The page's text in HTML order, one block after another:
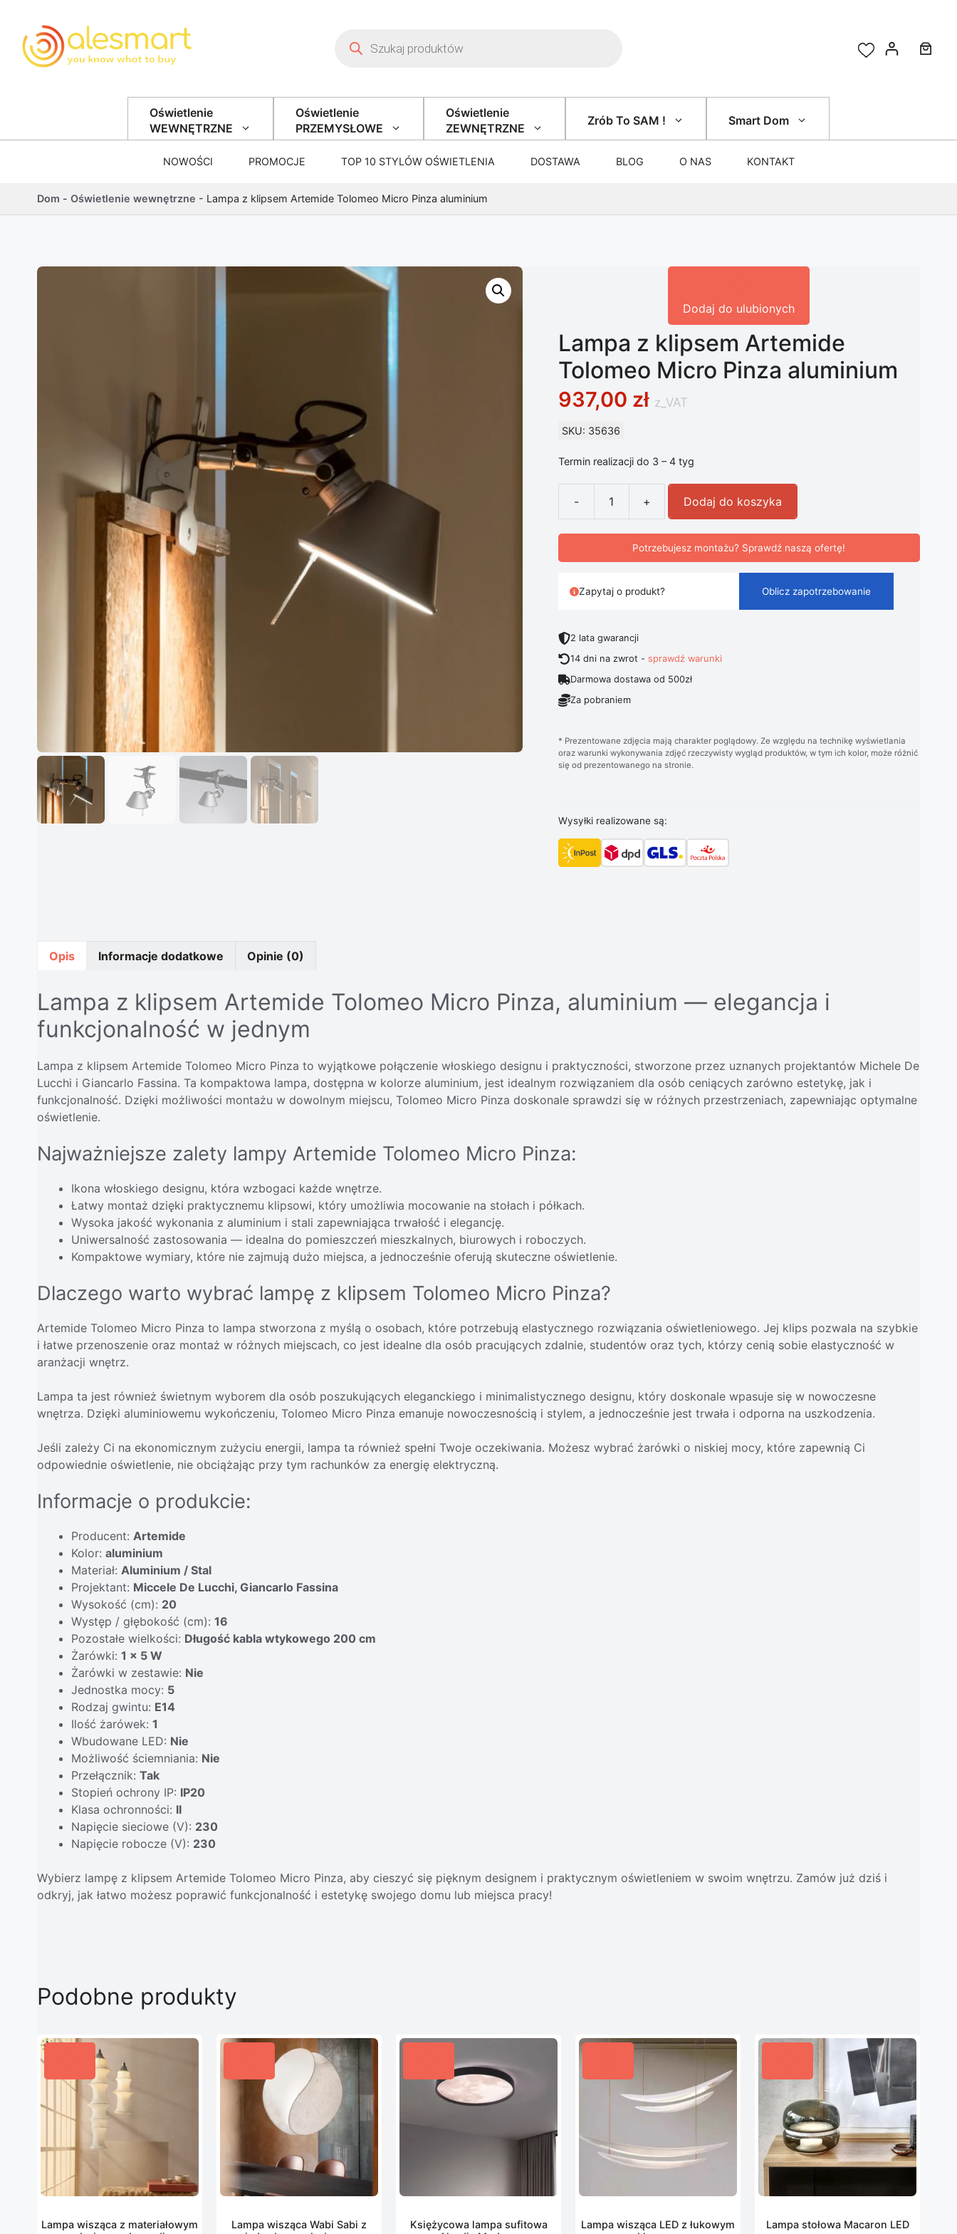
Oświetlenie
WEWNĘTRZNE
Oświetlenie
PRZEMYSŁOWE
Oświetlenie
ZEWNĘTRZNE
Zrób To SAM ! Smart Dom
NOWOŚCI PROMOCJE TOP 10 STYLÓW OŚWIETLENIA DOSTAWA BLOG O NAS KONTAKT
Dom - Oświetlenie wewnętrzne - Lampa z klipsem Artemide Tolomeo Micro Pinza aluminium
Dodaj do ulubionych
Lampa z klipsem Artemide
Tolomeo Micro Pinza aluminium
937,00 zł z_VAT
SKU: 35636
Termin realizacji do 3 – 4 tyg
-
ilość Lampa z klipsem Artemide Tolomeo Micro Pinza aluminium
+ Dodaj do koszyka
Potrzebujesz montażu? Sprawdź naszą ofertę!
Zapytaj o produkt? Oblicz zapotrzebowanie
2 lata gwarancji
14 dni na zwrot -sprawdź warunki
Darmowa dostawa od 500zł
Za pobraniem
* Prezentowane zdjęcia mają charakter poglądowy. Ze względu na technikę wyświetlania
oraz warunki wykonywania zdjęć rzeczywisty wygląd produktów, w tym ich kolor, może różnić
się od prezentowanego na stronie.
Wysyłki realizowane są:
Opis Informacje dodatkowe Opinie (0)
Lampa z klipsem Artemide Tolomeo Micro Pinza, aluminium — elegancja i
funkcjonalność w jednym
Lampa z klipsem Artemide Tolomeo Micro Pinza to wyjątkowe połączenie włoskiego designu i praktyczności, stworzone przez uznanych projektantów Michele De
Lucchi i Giancarlo Fassina. Ta kompaktowa lampa, dostępna w kolorze aluminium, jest idealnym rozwiązaniem dla osób ceniących zarówno estetykę, jak i
funkcjonalność. Dzięki możliwości montażu w dowolnym miejscu, Tolomeo Micro Pinza doskonale sprawdzi się w różnych przestrzeniach, zapewniając optymalne
oświetlenie.
Najważniejsze zalety lampy Artemide Tolomeo Micro Pinza:
Ikona włoskiego designu, która wzbogaci każde wnętrze.
Łatwy montaż dzięki praktycznemu klipsowi, który umożliwia mocowanie na stołach i półkach.
Wysoka jakość wykonania z aluminium i stali zapewniająca trwałość i elegancję.
Uniwersalność zastosowania — idealna do pomieszczeń mieszkalnych, biurowych i roboczych.
Kompaktowe wymiary, które nie zajmują dużo miejsca, a jednocześnie oferują skuteczne oświetlenie.
Dlaczego warto wybrać lampę z klipsem Tolomeo Micro Pinza?
Artemide Tolomeo Micro Pinza to lampa stworzona z myślą o osobach, które potrzebują elastycznego rozwiązania oświetleniowego. Jej klips pozwala na szybkie
i łatwe przenoszenie oraz montaż w różnych miejscach, co jest idealne dla osób pracujących zdalnie, studentów oraz tych, którzy cenią sobie elastyczność w
aranżacji wnętrz.
Lampa ta jest również świetnym wyborem dla osób poszukujących eleganckiego i minimalistycznego designu, który doskonale wpasuje się w nowoczesne
wnętrza. Dzięki aluminiowemu wykończeniu, Tolomeo Micro Pinza emanuje nowoczesnością i stylem, a jednocześnie jest trwała i odporna na uszkodzenia.
Jeśli zależy Ci na ekonomicznym zużyciu energii, lampa ta również spełni Twoje oczekiwania. Możesz wybrać żarówki o niskiej mocy, które zapewnią Ci
odpowiednie oświetlenie, nie obciążając przy tym rachunków za energię elektryczną.
Informacje o produkcie:
Producent: Artemide
Kolor: aluminium
Materiał: Aluminium / Stal
Projektant: Miccele De Lucchi, Giancarlo Fassina
Wysokość (cm): 20
Występ / głębokość (cm): 16
Pozostałe wielkości: Długość kabla wtykowego 200 cm
Żarówki: 1 x 5 W
Żarówki w zestawie: Nie
Jednostka mocy: 5
Rodzaj gwintu: E14
Ilość żarówek: 1
Wbudowane LED: Nie
Możliwość ściemniania: Nie
Przełącznik: Tak
Stopień ochrony IP: IP20
Klasa ochronności: II
Napięcie sieciowe (V): 230
Napięcie robocze (V): 230
Wybierz lampę z klipsem Artemide Tolomeo Micro Pinza, aby cieszyć się pięknym designem i praktycznym oświetleniem w swoim wnętrzu. Zamów już dziś i
odkryj, jak łatwo możesz poprawić funkcjonalność i estetykę swojego domu lub miejsca pracy!
Podobne produkty
Lampa wisząca z materiałowym
Lampa wisząca Wabi Sabi z
Księżycowa lampa sufitowa
Lampa wisząca LED z łukowym
Lampa stołowa Macaron LED